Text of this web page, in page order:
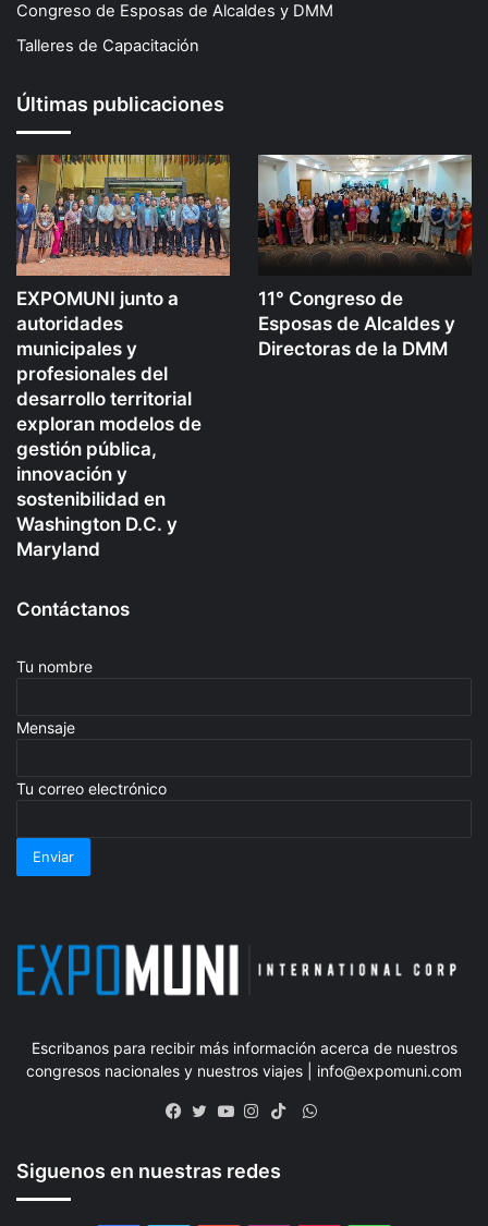
Congreso de Esposas de Alcaldes y DMM
Talleres de Capacitación
Últimas publicaciones
EXPOMUNI junto a
autoridades
municipales y
profesionales del
desarrollo territorial
exploran modelos de
gestión pública,
innovación y
sostenibilidad en
Washington D.C. y
Maryland
11° Congreso de
Esposas de Alcaldes y
Directoras de la DMM
Contáctanos
Tu nombre
Mensaje
Tu correo electrónico
Escribanos para recibir más información acerca de nuestros
congresos nacionales y nuestros viajes | info@expomuni.com
WhatsApp
Siguenos en nuestras redes